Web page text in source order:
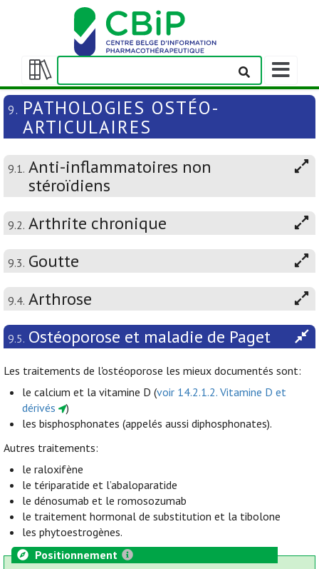
Afficher/masquer
la
table
des
Afficher/
la
barre
9. PATHOLOGIES OSTÉO-
ARTICULAIRES
9.1. Anti-inflammatoires non
stéroïdiens
9.2. Arthrite chronique
9.3. Goutte
9.4. Arthrose
9.5. Ostéoporose et maladie de Paget
Les traitements de l'ostéoporose les mieux documentés sont:
le calcium et la vitamine D (voir 14.2.1.2. Vitamine D et
dérivés
)
les bisphosphonates (appelés aussi diphosphonates).
Autres traitements:
le raloxifène
le tériparatide et l’abaloparatide
le dénosumab et le romosozumab
le traitement hormonal de substitution et la tibolone
les phytoestrogènes.
Positionnement